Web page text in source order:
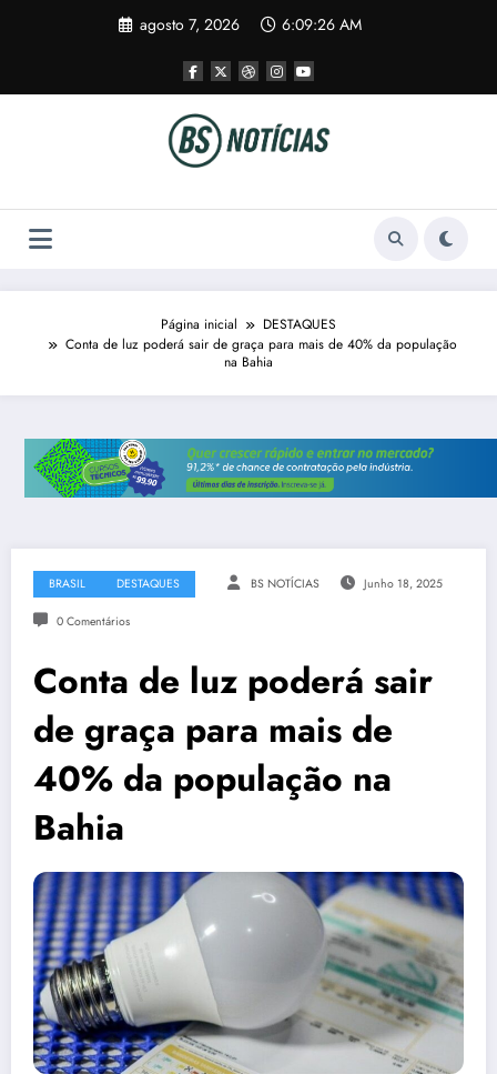
agosto 7, 2026 6:09:26 AM
Página inicial
DESTAQUES
Conta de luz poderá sair de graça para mais de 40% da população
na Bahia
BRASIL DESTAQUES BS NOTÍCIAS Junho 18, 2025
0 Comentários
Conta de luz poderá sair
de graça para mais de
40% da população na
Bahia